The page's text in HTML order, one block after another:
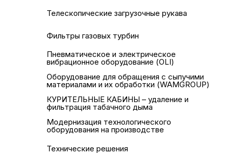
Телескопические загрузочные рукава
Фильтры газовых турбин
Пневматическое и электрическое
вибрационное оборудование (OLI)
Оборудование для обращения с сыпучими
материалами и их обработки (WAMGROUP)
КУРИТЕЛЬНЫЕ КАБИНЫ – удаление и
фильтрация табачного дыма
Модернизация технологического
оборудования на производстве
Технические решения